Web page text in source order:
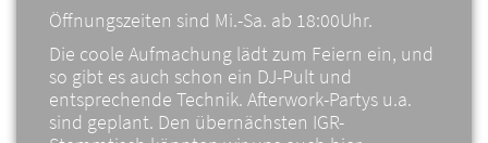
Öffnungszeiten sind Mi.-Sa. ab 18:00Uhr.
Die coole Aufmachung lädt zum Feiern ein, und
so gibt es auch schon ein DJ-Pult und
entsprechende Technik. Afterwork-Partys u.a.
sind geplant. Den übernächsten IGR-